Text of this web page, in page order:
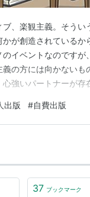
、楽観主義。そう
かが創造されている
のイベントなのです
義の方には向かない
強いパートナーが存
たインタビュー。そ
せるのがプロの仕事
出版 #自費出版
37 ブックマーク